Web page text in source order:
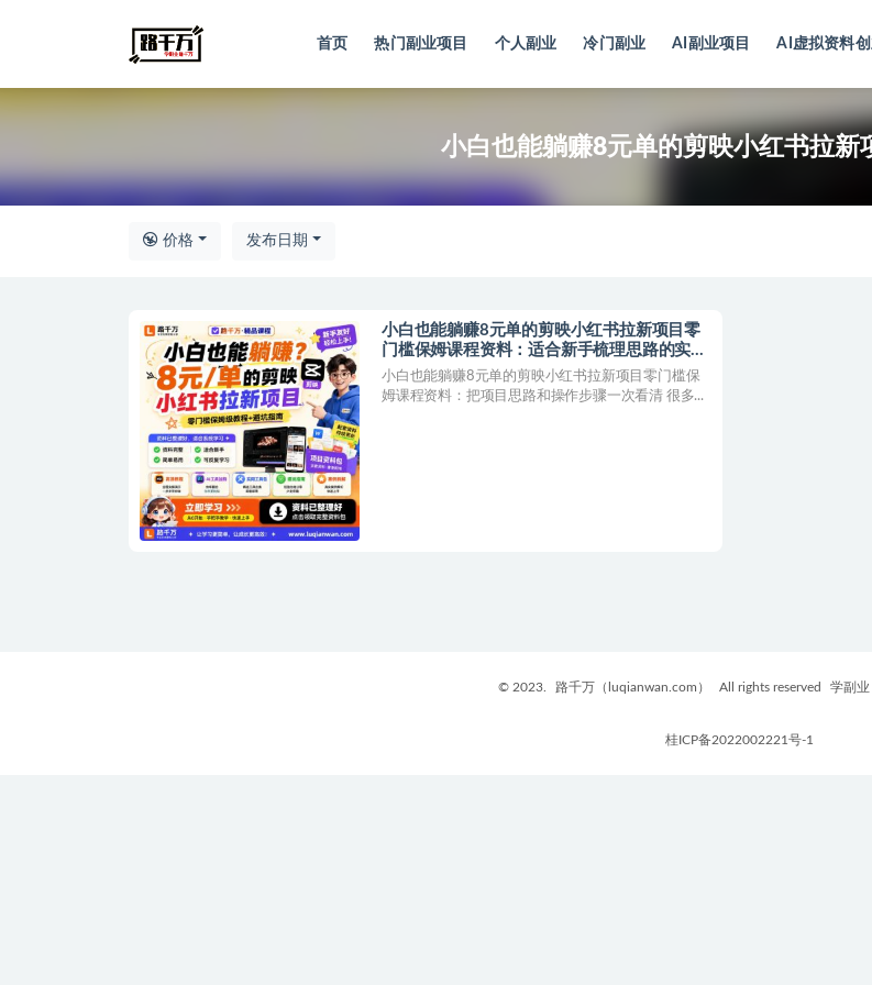
首页 热门副业项目 个人副业 冷门副业 AI副业项目 AI虚拟资料
小白也能躺赚8元单的剪映小红书拉新
价格 发布日期
小白也能躺赚8元单的剪映小红书拉新项目零
门槛保姆课程资料：适合新手梳理思路的实操
学习包
小白也能躺赚8元单的剪映小红书拉新项目零门槛保
姆课程资料：把项目思路和操作步骤一次看清 很多...
© 2023. 路千万（luqianwan.com） All rights reserved 学副
桂ICP备2022002221号-1